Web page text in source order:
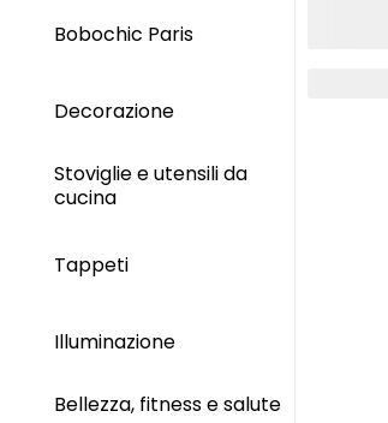
Bobochic Paris
Decorazione
Stoviglie e utensili da
cucina
Tappeti
Illuminazione
Bellezza, fitness e salute